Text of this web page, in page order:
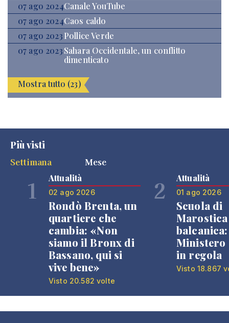
07 ago 2024Canale YouTube
07 ago 2024Caos caldo
07 ago 2023Pollice Verde
07 ago 2023Sahara Occidentale, un conflitto
dimenticato
Mostra tutto (23)
Più visti
Settimana
Mese
1 Attualità
02 ago 2026
Rondò Brenta, un
quartiere che
cambia: «Non
siamo il Bronx di
Bassano, qui si
vive bene»
Visto 20.582 volte
2 Attualità
01 ago 2026
Scuola di
Ministero
in regola
Visto 18.867